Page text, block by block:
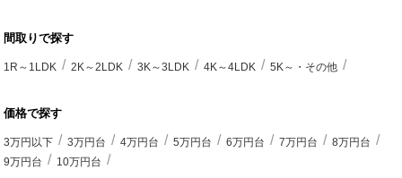
間取りで探す
1R～1LDK 2K～2LDK 3K～3LDK 4K～4LDK 5K～・その他
価格で探す
3万円以下 3万円台 4万円台 5万円台 6万円台 7万円台
8万円台
9万円台
10万円台